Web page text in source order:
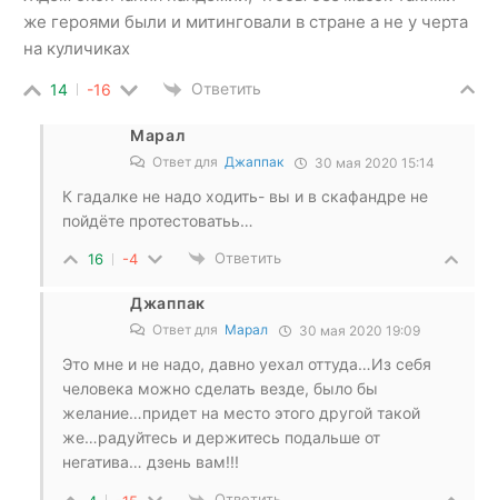
же героями были и митинговали в стране а не у черта
на куличиках
14 -16 Ответить
Марал
Ответ для Джаппак 30 мая 2020 15:14
К гадалке не надо ходить- вы и в скафандре не
пойдёте протестоватьь…
16 -4 Ответить
Джаппак
Ответ для Марал 30 мая 2020 19:09
Это мне и не надо, давно уехал оттуда…Из себя
человека можно сделать везде, было бы
желание…придет на место этого другой такой
же…радуйтесь и держитесь подальше от
негатива… дзень вам!!!